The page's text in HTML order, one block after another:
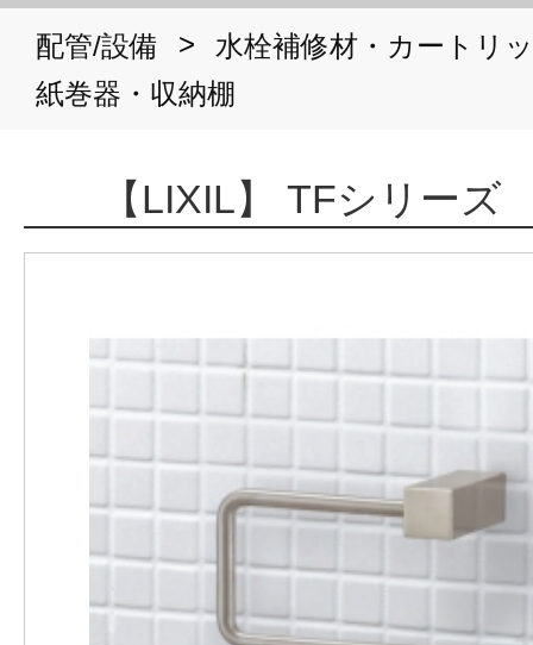
配管/設備 >
水栓補修材・カートリ
紙巻器・収納棚
【LIXIL】 TFシリー